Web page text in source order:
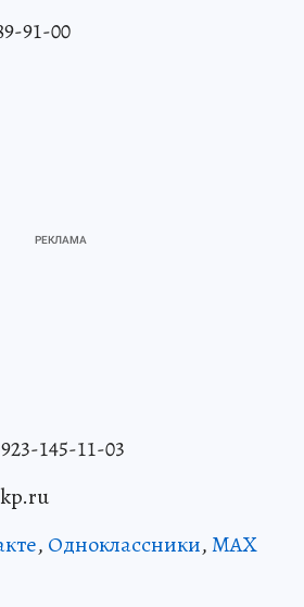
91-00
145-11-03
, Одноклассники,MAX